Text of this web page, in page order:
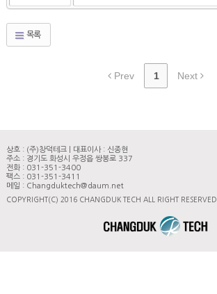
목록
Prev 1 Next
상호 : (주)창덕테크 | 대표이사 : 신종현
주소 : 경기도 화성시 우정읍 쌍봉로 337
전화 : 031-351-3400
팩스 : 031-351-3411
메일 : Changduktech@daum.net
COPYRIGHT(C) 2016 CHANGDUK TECH ALL RIGHT RESERVED